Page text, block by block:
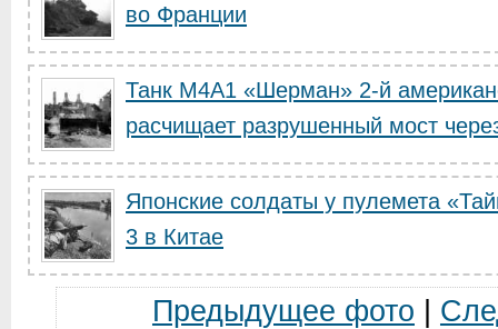
во Франции
Танк M4A1 «Шерман» 2-й
расчищает разрушенный мост
Японские солдаты у пулемета
3 в Китае
Предыдущее фото